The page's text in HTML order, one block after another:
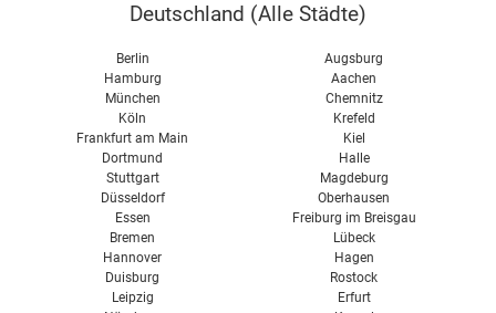
Deutschland (Alle Städte)
Berlin
Hamburg
München
Köln
Frankfurt am Main
Dortmund
Stuttgart
Düsseldorf
Essen
Bremen
Hannover
Duisburg
Leipzig
Augsburg
Aachen
Chemnitz
Krefeld
Kiel
Halle
Magdeburg
Oberhausen
Freiburg im Breisgau
Lübeck
Hagen
Rostock
Erfurt